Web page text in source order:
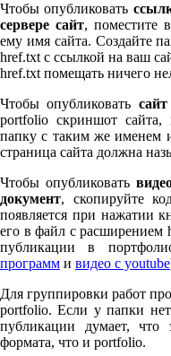
Чтобы опубликовать
сервере сайт, поместите
ему имя сайта. Создайте
href.txt с ссылкой на ваш
href.txt помещать ничего
Чтобы опубликовать
port­fo­lio скриншот сайта,
папку с таким же именем
страница сайта должна
Чтобы опубликовать
документ, скопируйте
появляется при нажатии
его в файл с расширением
публикации в
программ и видео с youtube
Для группировки работ
port­fo­lio. Если у папки
публикации думает,
формата, что и port­fo­lio.